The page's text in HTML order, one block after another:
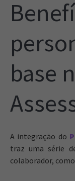
base
A integração do
traz uma série
colaborador,